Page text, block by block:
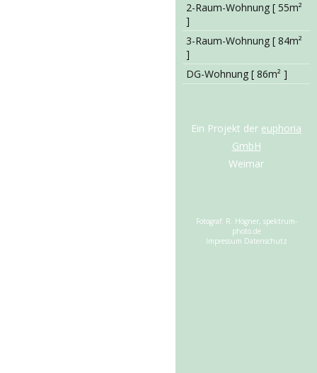
2-Raum-Wohnung [ 55m²
]
3-Raum-Wohnung [ 84m²
]
DG-Wohnung [ 86m² ]
Ein Projekt der euphoria
GmbH
Weimar
Fotograf: R. Högner, spektrum-
photo.de
Impressum Datenschutz